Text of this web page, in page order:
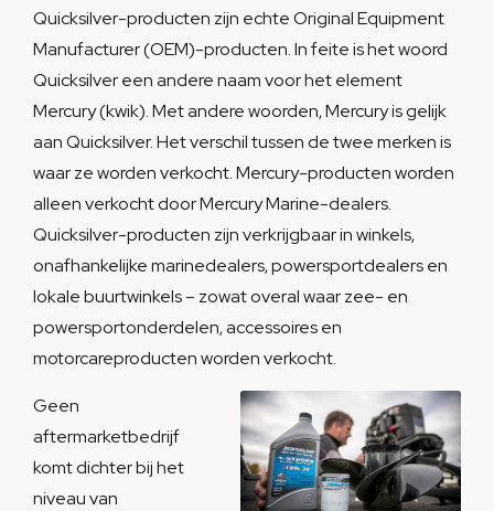
Quicksilver-producten zijn echte Original Equipment
Manufacturer (OEM)-producten. In feite is het woord
Quicksilver een andere naam voor het element
Mercury (kwik). Met andere woorden, Mercury is gelijk
aan Quicksilver. Het verschil tussen de twee merken is
waar ze worden verkocht. Mercury-producten worden
alleen verkocht door Mercury Marine-dealers.
Quicksilver-producten zijn verkrijgbaar in winkels,
onafhankelijke marinedealers, powersportdealers en
lokale buurtwinkels – zowat overal waar zee- en
powersportonderdelen, accessoires en
motorcareproducten worden verkocht.
Geen
aftermarketbedrijf
komt dichter bij het
niveau van